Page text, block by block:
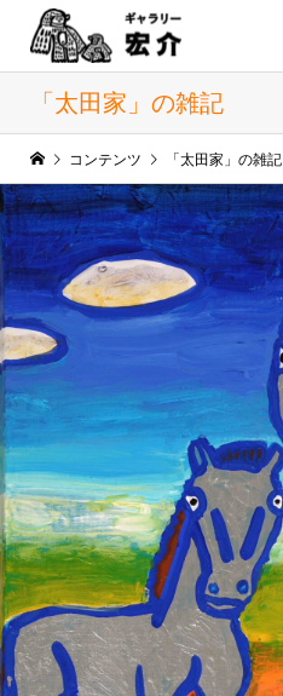
「太田家」の雑記
コンテンツ 「太田家」の雑記